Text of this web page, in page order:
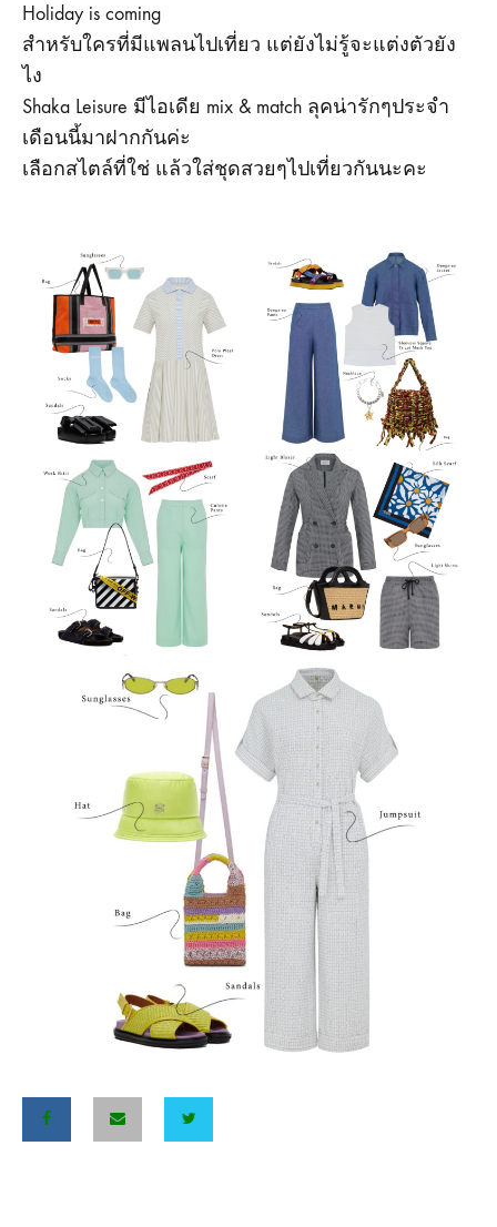
Holiday is coming
สำหรับใครที่มีแพลนไปเที่ยว แต่ยังไม่รู้จะแต่งตัวยัง
ไง
Shaka Leisure มีไอเดีย mix & match ลุคน่ารักๆประจำ
เดือนนี้มาฝากกันค่ะ
เลือกสไตล์ที่ใช่ แล้วใส่ชุดสวยๆไปเที่ยวกันนะคะ